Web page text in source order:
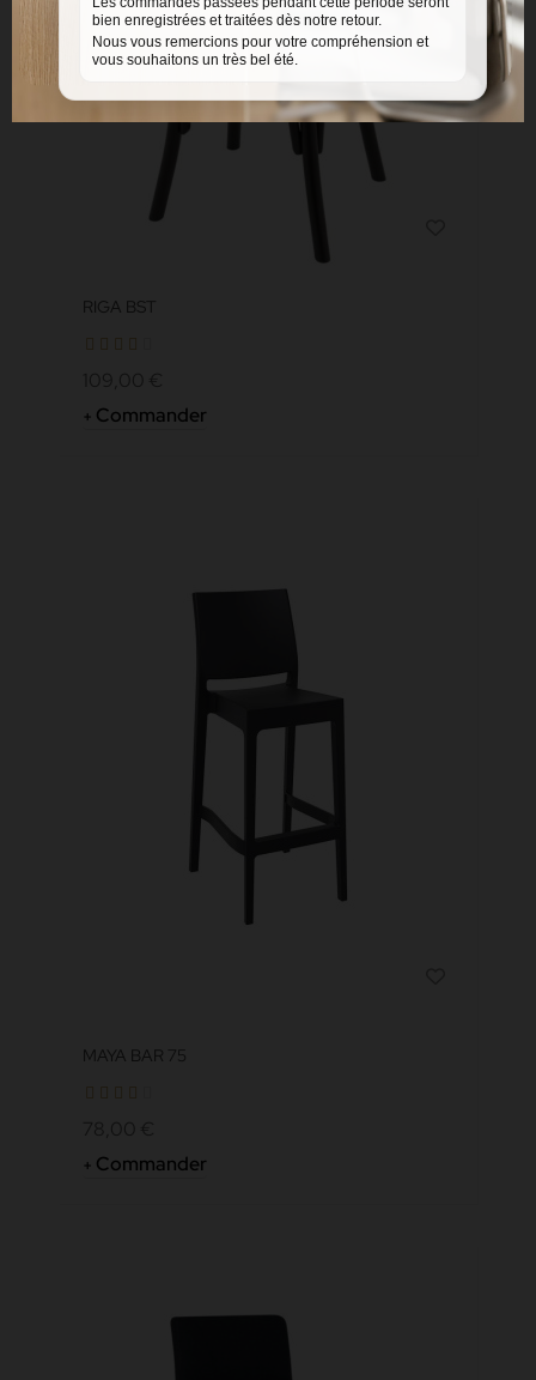
RIGA BST
Commander
MAYA BAR 75
Commander
bien enregistrées et traitées dès notre retour.
Nous vous remercions pour votre compréhension et
vous souhaitons un très bel été.